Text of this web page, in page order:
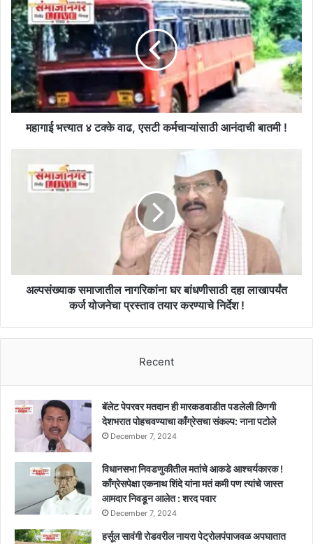
भत्त्यात
४
टक्के
वाढ,
एसटी
कर्मचाऱ्यांसाठी
आनंदाची
बातमी
महागाई भत्त्यात ४ टक्के वाढ, एसटी कर्मचाऱ्यांसाठी आनंदाची बातमी !
समाजातील
नागरिकांना
योजनेचा
प्रस्तावअल्पसंख्याक समाजातील नागरिकांना घर बांधणीसाठी दहा लाखापर्यंत
कर्ज योजनेचा प्रस्ताव तयार करण्याचे निर्देश !
Recent
बॅलेट पेपरवर मतदान ही मारकडवाडीत पडलेली ठिणगी
देशभरात पोहचवण्याचा काँग्रेसचा संकल्प: नाना पटोले
December 7, 2024
विधानसभा निवडणुकीतील मतांचे आकडे आश्चर्यकारक !
काँग्रेसपेक्षा एकनाथ शिंदे यांना मतं कमी पण त्यांचे जास्त
आमदार निवडून आलेत : शरद पवार
December 7, 2024
हर्सूल सावंगी रोडवरील नायरा पेट्रोलपंपाजवळ अपघातात